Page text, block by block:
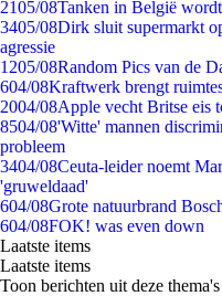
2105/08Tanken in België
3405/08Dirk sluit supermarkt
agressie
1205/08Random Pics van de
604/08Kraftwerk brengt
2004/08Apple vecht Britse eis
8504/08'Witte' mannen
probleem
3404/08Ceuta-leider noemt
'gruweldaad'
604/08Grote natuurbrand
604/08FOK! was even down
Laatste items
Laatste items
Toon berichten uit deze thema's